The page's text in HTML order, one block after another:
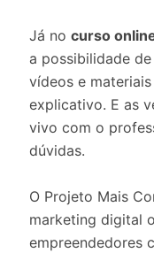
Já no curso
a possibilidade
vídeos e
explicativo. E as
vivo com o
dúvidas.
O Projeto Mais
marketing digital
empreendedores